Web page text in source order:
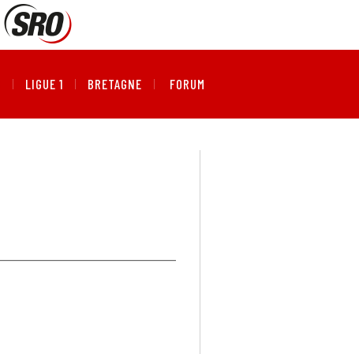
LIGUE 1 BRETAGNE FORUM